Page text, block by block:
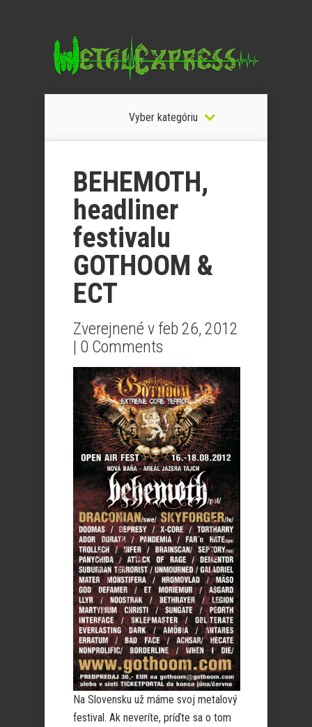
Vyber kategóriu
BEHEMOTH,
headliner
festivalu
GOTHOOM &
ECT
Zverejnené v feb 26, 2012
| 0 Comments
Na Slovensku už máme svoj metalový
festival. Ak neveríte, príďte sa o tom